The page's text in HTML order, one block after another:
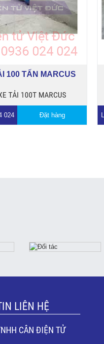
100 TẤN MARCUS
TẢI 100T MARCUS
024 Đặt hàng
LIÊN HỆ
CÂN ĐIỆN TỬ